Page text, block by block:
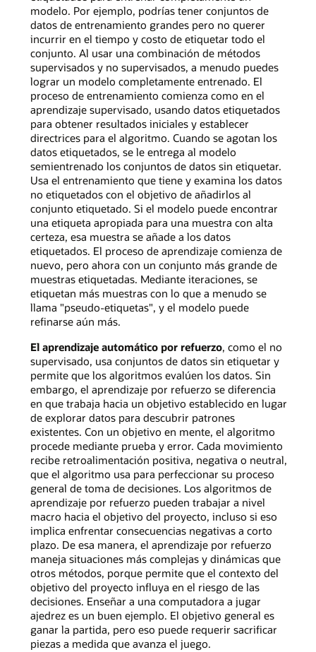
modelo. Por ejemplo, podrías tener conjuntos de
datos de entrenamiento grandes pero no querer
incurrir en el tiempo y costo de etiquetar todo el
conjunto. Al usar una combinación de métodos
supervisados y no supervisados, a menudo puedes
lograr un modelo completamente entrenado. El
proceso de entrenamiento comienza como en el
aprendizaje supervisado, usando datos etiquetados
para obtener resultados iniciales y establecer
directrices para el algoritmo. Cuando se agotan los
datos etiquetados, se le entrega al modelo
semientrenado los conjuntos de datos sin etiquetar.
Usa el entrenamiento que tiene y examina los datos
no etiquetados con el objetivo de añadirlos al
conjunto etiquetado. Si el modelo puede encontrar
una etiqueta apropiada para una muestra con alta
certeza, esa muestra se añade a los datos
etiquetados. El proceso de aprendizaje comienza de
nuevo, pero ahora con un conjunto más grande de
muestras etiquetadas. Mediante iteraciones, se
etiquetan más muestras con lo que a menudo se
llama "pseudo-etiquetas", y el modelo puede
refinarse aún más.
El aprendizaje automático por refuerzo, como el no
supervisado, usa conjuntos de datos sin etiquetar y
permite que los algoritmos evalúen los datos. Sin
embargo, el aprendizaje por refuerzo se diferencia
en que trabaja hacia un objetivo establecido en lugar
de explorar datos para descubrir patrones
existentes. Con un objetivo en mente, el algoritmo
procede mediante prueba y error. Cada movimiento
recibe retroalimentación positiva, negativa o neutral,
que el algoritmo usa para perfeccionar su proceso
general de toma de decisiones. Los algoritmos de
aprendizaje por refuerzo pueden trabajar a nivel
macro hacia el objetivo del proyecto, incluso si eso
implica enfrentar consecuencias negativas a corto
plazo. De esa manera, el aprendizaje por refuerzo
maneja situaciones más complejas y dinámicas que
otros métodos, porque permite que el contexto del
objetivo del proyecto influya en el riesgo de las
decisiones. Enseñar a una computadora a jugar
ajedrez es un buen ejemplo. El objetivo general es
ganar la partida, pero eso puede requerir sacrificar
piezas a medida que avanza el juego.